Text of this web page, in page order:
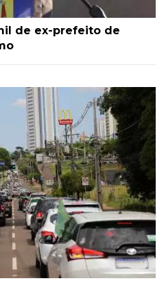
de ex-prefeito de